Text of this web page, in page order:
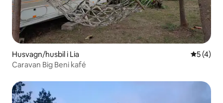
Husvagn/husbil i Lia 5 av 5 i
5 (4)
Caravan Big Beni kafé